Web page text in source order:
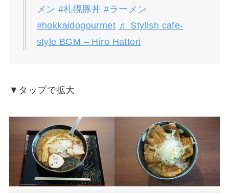
メン #札幌豚丼 #ラーメン
#hokkaidogourmet ♬ Stylish cafe-
style BGM – Hiro Hattori
▼タップで拡大